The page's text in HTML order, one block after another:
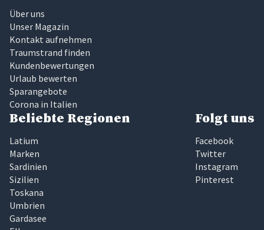
Über uns
Unser Magazin
Kontakt aufnehmen
Traumstrand finden
Kundenbewertungen
Urlaub bewerten
Sparangebote
Corona in Italien
Beliebte Regionen
Latium
Marken
Sardinien
Sizilien
Toskana
Umbrien
Gardasee
Folgt uns
Facebook
Twitter
Instagram
Pinterest